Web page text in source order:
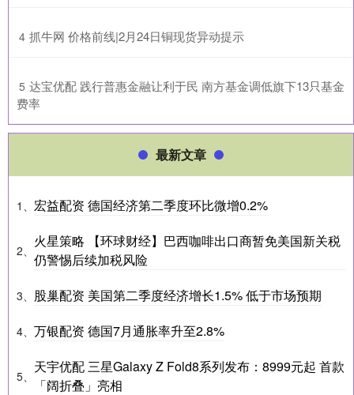
4 ​抓牛网 价格前线|2月24日铜现货异动提示
5 ​达宝优配 践行普惠金融让利于民 南方基金调低旗下13只基金
费率
最新文章
1、 宏益配资 德国经济第二季度环比微增0.2%
2、
火星策略 【环球财经】巴西咖啡出口商暂免美国新关税
仍警惕后续加税风险
3、 股巢配资 美国第二季度经济增长1.5% 低于市场预期
4、 万银配资 德国7月通胀率升至2.8%
5、
天宇优配 三星Galaxy Z Fold8系列发布：8999元起 首款
「阔折叠」亮相